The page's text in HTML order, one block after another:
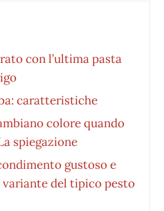
con l’ultima pasta
caratteristiche
colore quando
spiegazione
gustoso e
del tipico pesto